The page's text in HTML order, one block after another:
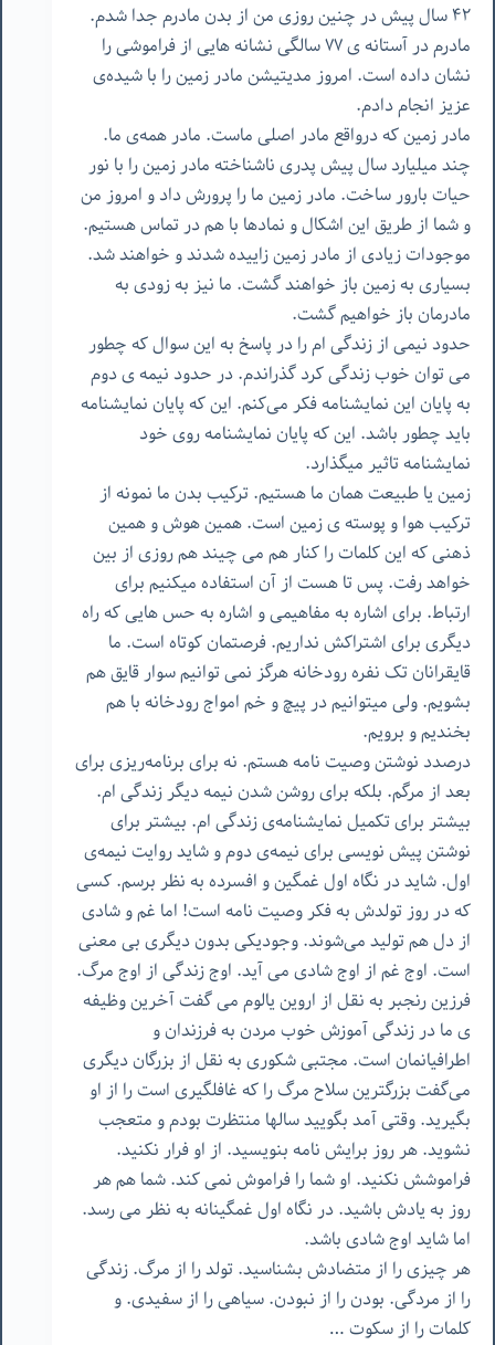
۴۲ سال پیش در چنین روزی من از بدن مادرم جدا شدم.
مادرم در آستانه ی ۷۷ سالگی نشانه هایی از فراموشی را
نشان داده است. امروز مدیتیشن مادر زمین را با شیده‌‌ی
عزیز انجام دادم.
مادر زمین که درواقع مادر اصلی ماست. مادر همه‌ی ما.
چند میلیارد سال پیش پدری ناشناخته مادر زمین را با نور
حیات بارور ساخت. مادر زمین ما را پرورش داد و امروز من
و شما از طریق این اشکال و نمادها با هم در تماس هستیم.
موجودات زیادی از مادر زمین زاییده شدند و خواهند شد.
بسیاری به زمین باز خواهند گشت. ما نیز به زودی به
مادرمان باز خواهیم گشت.
حدود نیمی از زندگی ام را در پاسخ به این سوال که چطور
می توان خوب زندگی کرد گذراندم. در حدود نیمه ی دوم
به پایان این نمایشنامه فکر می‌کنم. این که پایان نمایشنامه
باید چطور باشد. این که پایان نمایشنامه روی خود
نمایشنامه تاثیر میگذارد.
زمین یا طبیعت همان ما هستیم. ترکیب بدن ما نمونه از
ترکیب هوا و پوسته ی زمین است. همین هوش و همین
ذهنی که این کلمات را کنار هم می چیند هم روزی از بین
خواهد رفت. پس تا هست از آن استفاده میکنیم برای
ارتباط. برای اشاره به مفاهیمی و اشاره به حس هایی که راه
دیگری برای اشتراکش نداریم. فرصتمان کوتاه است. ما
قایقرانان تک نفره رودخانه هرگز نمی توانیم سوار قایق هم
بشویم. ولی میتوانیم در پیچ و خم امواج رودخانه با هم
بخندیم و برویم.
درصدد نوشتن وصیت نامه هستم. نه برای برنامه‌ریزی برای
بعد از مرگم. بلکه برای روشن شدن نیمه دیگر زندگی ام.
بیشتر برای تکمیل نمایشنامه‌‌ی زندگی ام. بیشتر برای
نوشتن پیش نویسی برای نیمه‌ی دوم و شاید روایت نیمه‌ی
اول. شاید در نگاه اول غمگین و افسرده به نظر برسم. کسی
که در روز تولدش به فکر وصیت نامه است! اما غم و شادی
از دل هم تولید می‌شوند. وجودیکی بدون دیگری بی معنی
است. اوج غم از اوج شادی می آید. اوج زندگی از اوج مرگ.
فرزین رنجبر به نقل از اروین یالوم می گفت آخرین وظیفه
ی ما در زندگی آموزش خوب مردن به فرزندان و
اطرافیانمان است. مجتبی شکوری به نقل از بزرگان دیگری
می‌گفت بزرگترین سلاح مرگ را که غافلگیری است را از او
بگیرید. وقتی آمد بگویید سالها منتظرت بودم و متعجب
نشوید. هر روز برایش نامه بنویسید. از او فرار نکنید.
فراموشش نکنید. او شما را فراموش نمی کند. شما هم هر
روز به یادش باشید. در نگاه اول غمگینانه به نظر می رسد.
اما شاید اوج شادی باشد.
هرچیزیرا ازمتضادشبشناسید.تولدرا ازمرگ.زندگی
را ازمردگی. بودنرا ازنبودن.سیاهیرا ازسفیدی.و
کلماترا ازسکوت…